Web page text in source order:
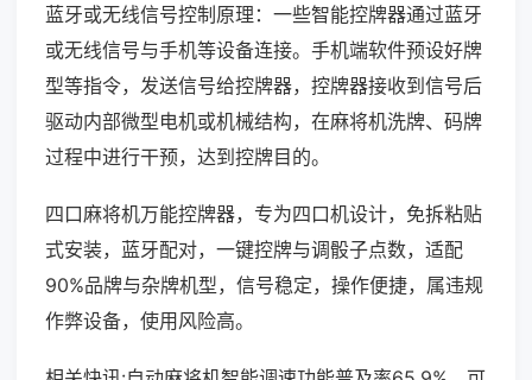
蓝牙或无线信号控制原理：一些智能控牌器通过蓝牙
或无线信号与手机等设备连接。手机端软件预设好牌
型等指令，发送信号给控牌器，控牌器接收到信号后
驱动内部微型电机或机械结构，在麻将机洗牌、码牌
过程中进行干预，达到控牌目的。
四口麻将机万能控牌器，专为四口机设计，免拆粘贴
式安装，蓝牙配对，一键控牌与调骰子点数，适配
90%品牌与杂牌机型，信号稳定，操作便捷，属违规
作弊设备，使用风险高。